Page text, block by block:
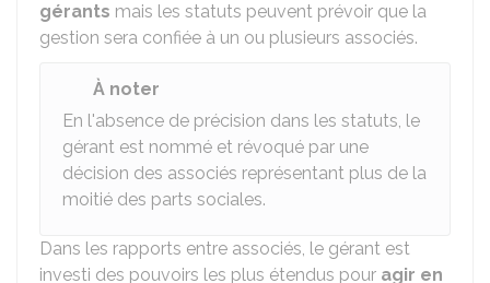
gérants mais les statuts peuvent prévoir que la
gestion sera confiée à un ou plusieurs associés.
À noter
En l'absence de précision dans les statuts, le
gérant est nommé et révoqué par une
décision des associés représentant plus de la
moitié des parts sociales.
Dans les rapports entre associés, le gérant est
investi des pouvoirs les plus étendus pour agir en